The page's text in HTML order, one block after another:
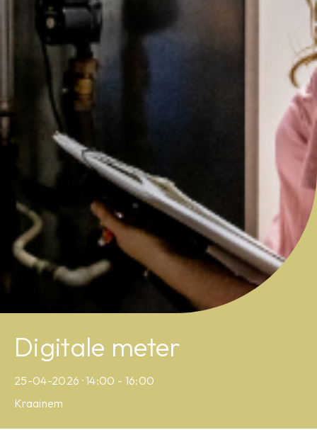
Digitale meter
25-04-2026 · 14:00 - 16:00
Kraainem